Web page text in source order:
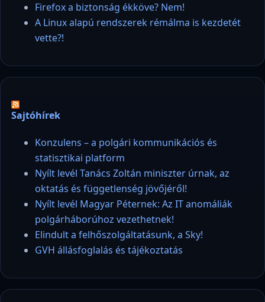
Firefox a biztonság ékköve? Nem!
A Linux alapú rendszerek rémálma is kezdetét
vette?!
Sajtóhírek
Konzulens – a polgári kommunikációs és
statisztikai platform
Nyílt levél Tanács Zoltán miniszter úrnak, az
oktatás és függetlenség jövőjéről!
Nyílt levél Magyar Péternek: Az IT anomáliák
polgárháborúhoz vezethetnek!
Elindult a felhőszolgáltatásunk, a Sky!
GVH állásfoglalás és tájékoztatás